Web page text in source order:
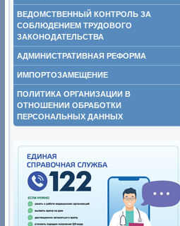
ВЕДОМСТВЕННЫЙ КОНТРОЛЬ ЗА
СОБЛЮДЕНИЕМ ТРУДОВОГО
ЗАКОНОДАТЕЛЬСТВА
АДМИНИСТРАТИВНАЯ РЕФОРМА
ИМПОРТОЗАМЕЩЕНИЕ
ПОЛИТИКА ОРГАНИЗАЦИИ В
ОТНОШЕНИИ ОБРАБОТКИ
ПЕРСОНАЛЬНЫХ ДАННЫХ